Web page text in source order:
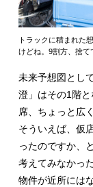
トラックに積まれた
けどね。9割方、捨て
未来予想図とし
澄」はその1階
席、ちょっと広
そういえば、仮
ったのですか、
考えてみなかっ
物件が近所には